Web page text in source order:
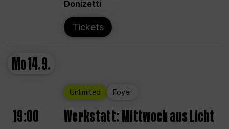
Donizetti
Tickets
Mo14.9.
Unlimited Foyer
19:00 Werkstatt: Mittwoch aus Licht